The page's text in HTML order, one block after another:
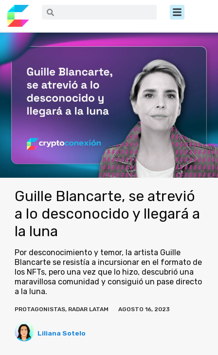
contenido
Buscar Menú
Guille Blancarte, se atrevió
a lo desconocido y llegará a
la luna
Por desconocimiento y temor, la artista Guille
Blancarte se resistía a incursionar en el formato de
los NFTs, pero una vez que lo hizo, descubrió una
maravillosa comunidad y consiguió un pase directo
a la luna.
PROTAGONISTAS, RADAR LATAM AGOSTO 16, 2023
Liliana Sotelo